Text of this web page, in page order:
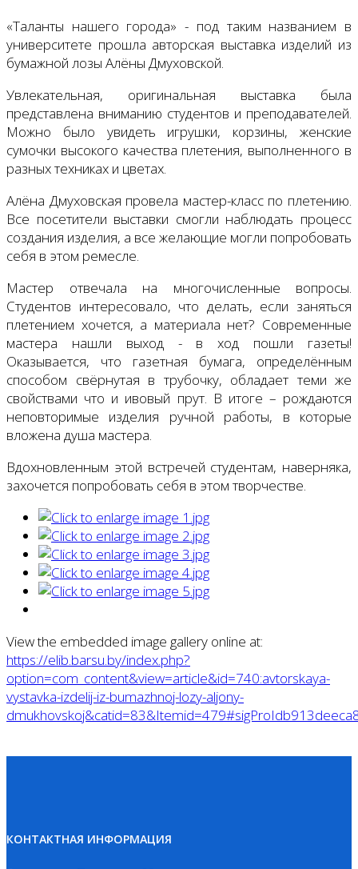
«Таланты нашего города» - под таким названием в
университете прошла авторская выставка изделий из
бумажной лозы Алёны Дмуховской.
Увлекательная, оригинальная выставка была
представлена вниманию студентов и преподавателей.
Можно было увидеть игрушки, корзины, женские
сумочки высокого качества плетения, выполненного в
разных техниках и цветах.
Алёна Дмуховская провела мастер-класс по плетению.
Все посетители выставки смогли наблюдать процесс
создания изделия, а все желающие могли попробовать
себя в этом ремесле.
Мастер отвечала на многочисленные вопросы.
Студентов интересовало, что делать, если заняться
плетением хочется, а материала нет? Современные
мастера нашли выход - в ход пошли газеты!
Оказывается, что газетная бумага, определённым
способом свёрнутая в трубочку, обладает теми же
свойствами что и ивовый прут. В итоге – рождаются
неповторимые изделия ручной работы, в которые
вложена душа мастера.
Вдохновленным этой встречей студентам, наверняка,
захочется попробовать себя в этом творчестве.
View the embedded image gallery online at:
https://elib.barsu.by/index.php?
option=com_content&view=article&id=740:avtorskaya-
vystavka-izdelij-iz-bumazhnoj-lozy-aljony-
КОНТАКТНАЯ ИНФОРМАЦИЯ